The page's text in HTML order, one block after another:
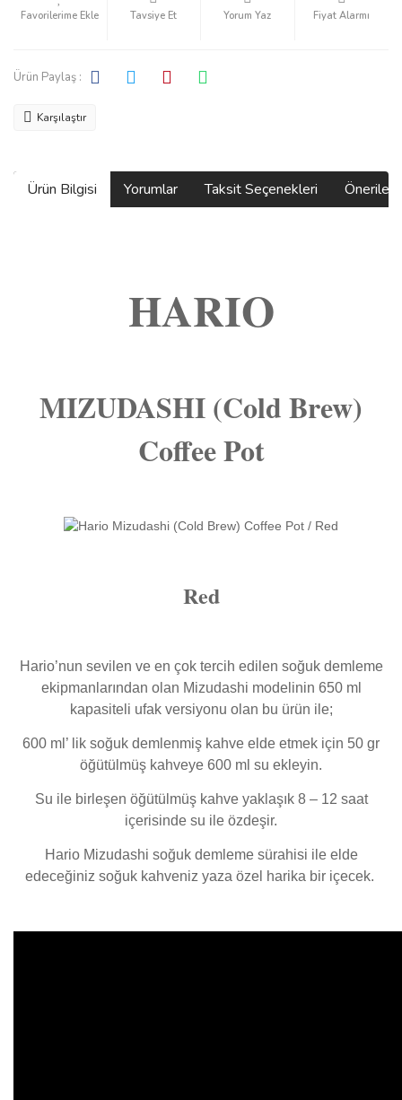
Tavsiye Et Yorum Yaz Fiyat Alarmı
Ürün Paylaş :
Karşılaştır
Ürün Bilgisi Yorumlar Taksit Seçenekleri
HARIO
MIZUDASHI (Cold Brew)
Coffee Pot
Red
Hario’nun sevilen ve en çok tercih edilen soğuk demleme
ekipmanlarından olan Mizudashi modelinin 650 ml
kapasiteli ufak versiyonu olan bu ürün ile;
600 ml’ lik soğuk demlenmiş kahve elde etmek için 50 gr
öğütülmüş kahveye 600 ml su ekleyin.
Su ile birleşen öğütülmüş kahve yaklaşık 8 – 12 saat
içerisinde su ile özdeşir.
Hario Mizudashi soğuk demleme sürahisi ile elde
edeceğiniz soğuk kahveniz yaza özel harika bir içecek.